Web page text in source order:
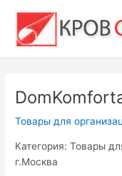
содержимому
Товары для
Категория: Товары
г.Москва